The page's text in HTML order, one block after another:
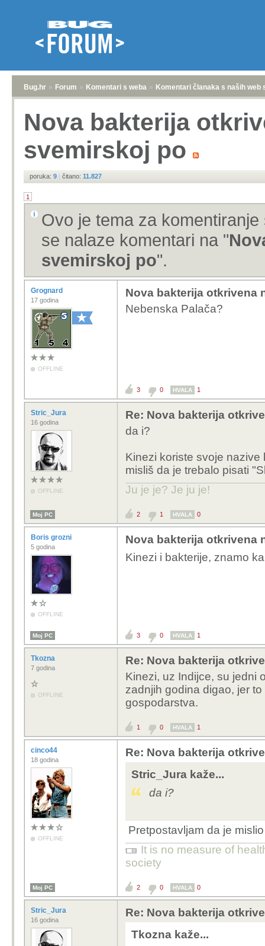
Bug.hr » Forum » Komentari s weba » Komentari članaka s naših web
Nova bakterija
svemirskoj po
poruka: 9 | čitano: 11.827
1
Ovo je tema za
se nalaze komentari na "
svemirskoj po".
Grognard
17 godina
OFFLINE
Nova bakterija otkrivena
Nebenska Palača?
3 0 HVALA 1
Stric_Jura
16 godina
OFFLINE
Re: Nova bakterija
da i?
Kinezi koriste svoje
misliš da je trebalo pisati
Ju je je? Je ju je!
Moj PC 2 1 HVALA 0
Boris grozni
5 godina
OFFLINE
Nova bakterija otkrivena
Kinezi i bakterije, znamo
Moj PC 3 0 HVALA 1
Tkozna
7 godina
OFFLINE
Re: Nova bakterija
Kinezi, uz Indijce, su jedni
zadnjih godina digao, jer
gospodarstva.
1 0 HVALA 1
cinco44
18 godina
OFFLINE
Re: Nova bakterija
Stric_Jura kaže...
da i?
Pretpostavljam da je
It is no measure of
society
Moj PC 2 0 HVALA 0
Stric_Jura
16 godina
Re: Nova bakterija
Tkozna kaže...